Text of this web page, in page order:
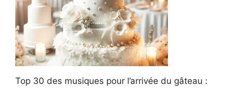
Top 30 des musiques pour l’arrivée du gâteau :